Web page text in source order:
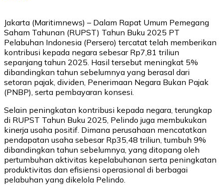
Jakarta (Maritimnews) – Dalam Rapat Umum Pemegang
Saham Tahunan (RUPST) Tahun Buku 2025 PT
Pelabuhan Indonesia (Persero) tercatat telah memberikan
kontribusi kepada negara sebesar Rp7,81 triliun
sepanjang tahun 2025. Hasil tersebut meningkat 5%
dibandingkan tahun sebelumnya yang berasal dari
setoran pajak, dividen, Penerimaan Negara Bukan Pajak
(PNBP), serta pembayaran konsesi.
Selain peningkatan kontribusi kepada negara, terungkap
di RUPST Tahun Buku 2025, Pelindo juga membukukan
kinerja usaha positif. Dimana perusahaan mencatatkan
pendapatan usaha sebesar Rp35,48 triliun, tumbuh 9%
dibandingkan tahun sebelumnya, yang ditopang oleh
pertumbuhan aktivitas kepelabuhanan serta peningkatan
produktivitas dan efisiensi operasional di berbagai
pelabuhan yang dikelola Pelindo.